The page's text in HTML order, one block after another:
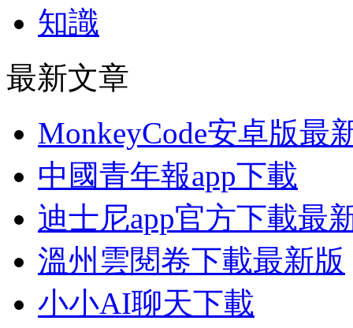
知識
最新文章
MonkeyCode安卓版最
中國青年報app下載
迪士尼app官方下載最
溫州雲閱卷下載最新版
小小AI聊天下載